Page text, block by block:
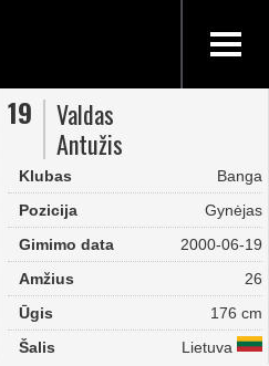
19
Valdas
Antužis
Klubas
Banga
Pozicija
Gynėjas
Gimimo data
2000-06-19
Amžius
26
Ūgis
176 cm
Šalis
Lietuva